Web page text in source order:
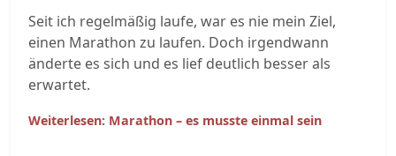
Seit ich regelmäßig laufe, war es nie mein Ziel,
einen Marathon zu laufen. Doch irgendwann
änderte es sich und es lief deutlich besser als
erwartet.
Weiterlesen: Marathon – es musste einmal sein